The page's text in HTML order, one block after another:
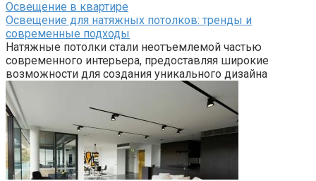
Освещение в квартире
Освещение для натяжных потолков: тренды и
современные подходы
Натяжные потолки стали неотъемлемой частью
современного интерьера, предоставляя широкие
возможности для создания уникального дизайна